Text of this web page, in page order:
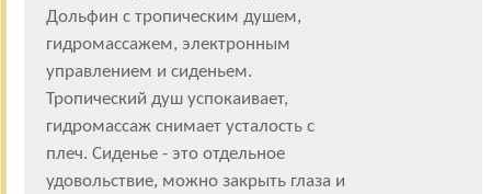
Дольфин с тропическим душем,
гидромассажем, электронным
управлением и сиденьем.
Тропический душ успокаивает,
гидромассаж снимает усталость с
плеч. Сиденье - это отдельное
удовольствие, можно закрыть глаза и